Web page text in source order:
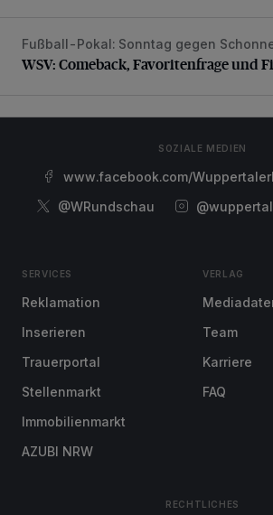
WSV: Comeback, Favoritenfrage und
Fußball-Pokal: Sonntag gegen
WSV: Comeback, Favoritenfrage und
SOZIALE MEDIEN
www.facebook.com/
@WRundschau
SERVICES
Reklamation
Inserieren
Trauerportal
Stellenmarkt
Immobilienmarkt
AZUBI NRW
VERLAG
Team
Karriere
FAQ
RECHTLICHES